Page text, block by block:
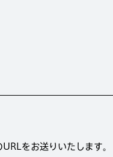
をお送りいたします。